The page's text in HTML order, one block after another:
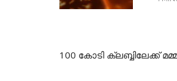
100 കോടി ക്ലബ്ബിലേക്ക്